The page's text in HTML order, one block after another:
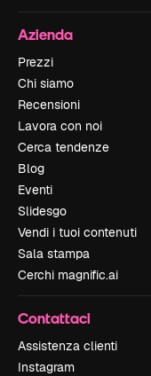
Azienda
Prezzi
Chi siamo
Recensioni
Lavora con noi
Cerca tendenze
Blog
Eventi
Slidesgo
Vendi i tuoi contenuti
Sala stampa
Cerchi magnific.ai
Contattaci
Assistenza clienti
Instagram